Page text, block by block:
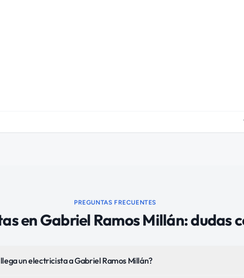
PREGUNTAS FRECUENTES
enGabriel Ramos Millán: dudas
un electricista a Gabriel Ramos Millán?